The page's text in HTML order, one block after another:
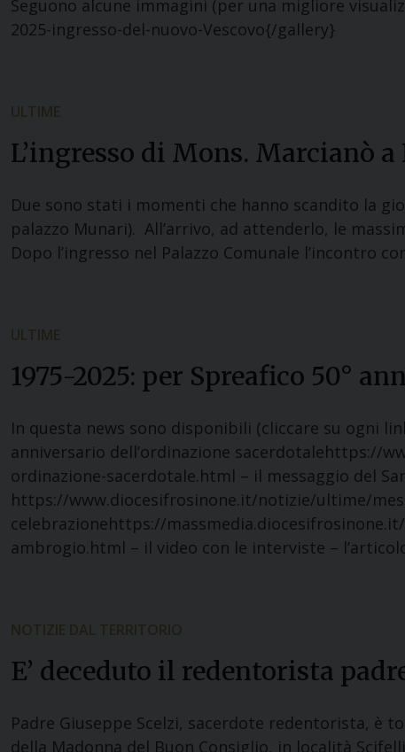
Seguono alcune immagini (per una migliore
2025-ingresso-del-nuovo-Vescovo{/gallery}
ULTIME
L’ingresso di Mons. Marcianò
Due sono stati i momenti che hanno scandito la
palazzo Munari). All’arrivo, ad attenderlo, le
Dopo l’ingresso nel Palazzo Comunale l’incontro
ULTIME
1975-2025: per Spreafico 50°
In questa news sono disponibili (cliccare su ogni
anniversario dell’ordinazione sacerdotalehttps://
ordinazione-sacerdotale.html – il messaggio del
https://www.diocesifrosinone.it/notizie/ultime/
celebrazionehttps://
ambrogio.html – il video con le interviste –
NOTIZIE DAL TERRITORIO
E’ deceduto il redentorista
Padre Giuseppe Scelzi, sacerdote redentorista, è
della Madonna del Buon Consiglio, in località